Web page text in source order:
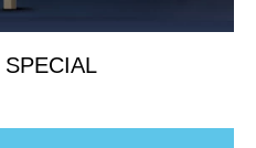
SPECIAL